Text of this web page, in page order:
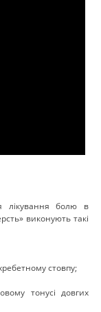
лікування болю в
виконують такі
стовпу;
тонусі довгих